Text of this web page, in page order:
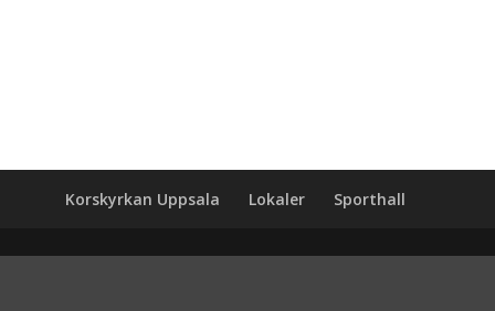
Korskyrkan Uppsala Lokaler Sporthall